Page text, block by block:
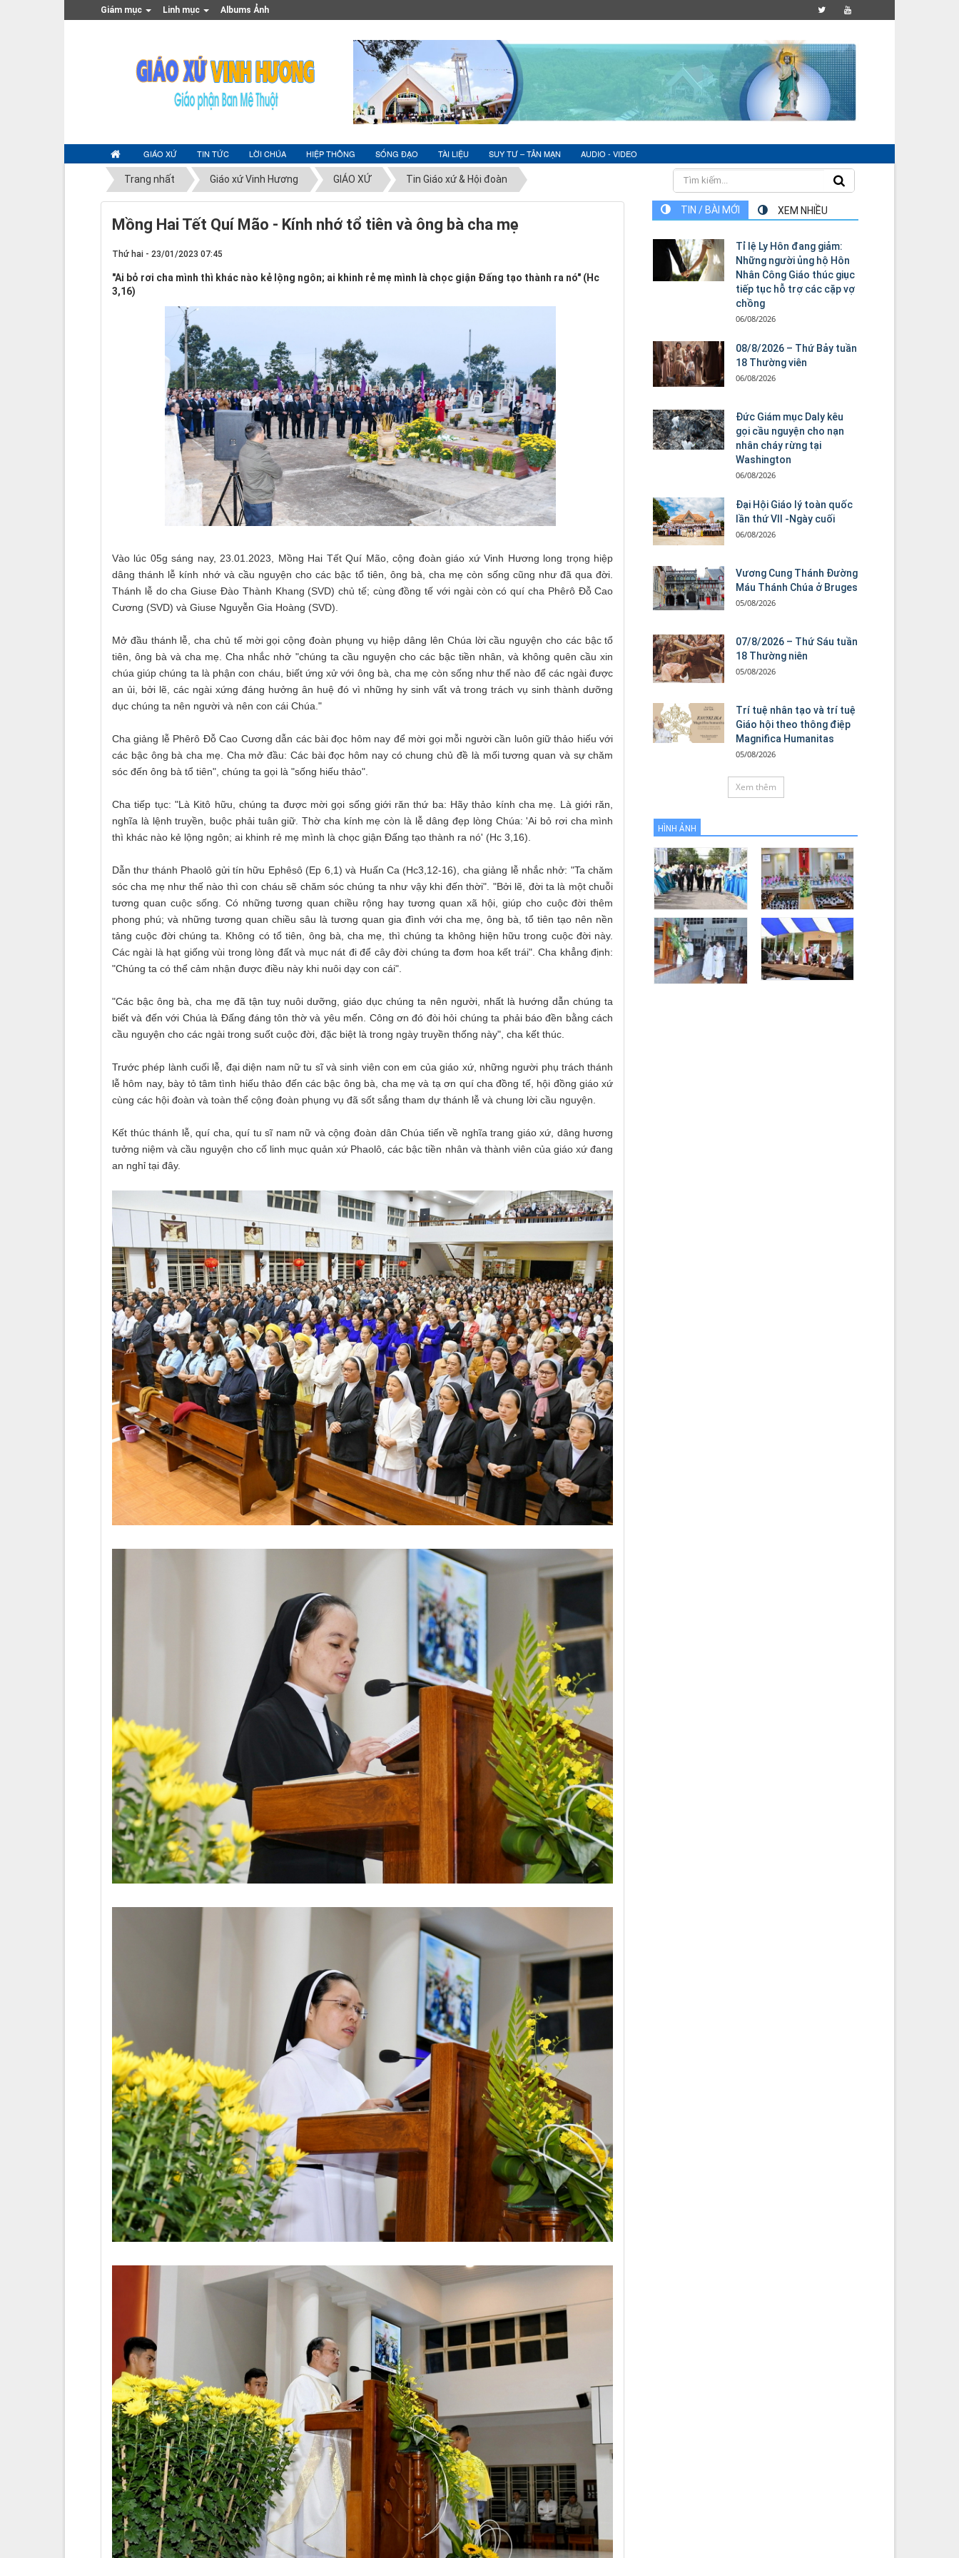
Giám mục Linh mục Albums Ảnh
GIÁO XỨ TIN TỨC LỜI CHÚA HIỆP THÔNG SỐNG ĐẠO TÀI LIỆU SUY TƯ – TẢN MẠN AUDIO - VIDEO
Trang nhất Giáo xứ Vinh Hương GIÁO XỨ Tin Giáo xứ & Hội đoàn
Mồng Hai Tết Quí Mão - Kính nhớ tổ tiên và ông bà cha mẹ
Thứ hai - 23/01/2023 07:45
"Ai bỏ rơi cha mình thì khác nào kẻ lộng ngôn; ai khinh rẻ mẹ mình là chọc giận Đấng tạo thành ra nó" (Hc
3,16)
Vào lúc 05g sáng nay, 23.01.2023, Mồng Hai Tết Quí Mão, cộng đoàn giáo xứ Vinh Hương long trọng hiệp
dâng thánh lễ kính nhớ và cầu nguyện cho các bậc tổ tiên, ông bà, cha mẹ còn sống cũng như đã qua đời.
Thánh lễ do cha Giuse Đào Thành Khang (SVD) chủ tế; cùng đồng tế với ngài còn có quí cha Phêrô Đỗ Cao
Cương (SVD) và Giuse Nguyễn Gia Hoàng (SVD).
Mở đầu thánh lễ, cha chủ tế mời gọi cộng đoàn phụng vụ hiệp dâng lên Chúa lời cầu nguyện cho các bậc tổ
tiên, ông bà và cha mẹ. Cha nhắc nhở "chúng ta cầu nguyện cho các bậc tiền nhân, và không quên cầu xin
chúa giúp chúng ta là phận con cháu, biết ứng xử với ông bà, cha mẹ còn sống như thế nào để các ngài được
an ủi, bởi lẽ, các ngài xứng đáng hưởng ân huệ đó vì những hy sinh vất vả trong trách vụ sinh thành dưỡng
dục chúng ta nên người và nên con cái Chúa."
Cha giảng lễ Phêrô Đỗ Cao Cương dẫn các bài đọc hôm nay để mời gọi mỗi người cần luôn giữ thảo hiếu với
các bậc ông bà cha mẹ. Cha mở đầu: Các bài đọc hôm nay có chung chủ đề là mối tương quan và sự chăm
sóc đến ông bà tổ tiên", chúng ta gọi là "sống hiếu thảo".
Cha tiếp tục: "Là Kitô hữu, chúng ta được mời gọi sống giới răn thứ ba: Hãy thảo kính cha mẹ. Là giới răn,
nghĩa là lệnh truyền, buộc phải tuân giữ. Thờ cha kính mẹ còn là lễ dâng đẹp lòng Chúa: 'Ai bỏ rơi cha mình
thì khác nào kẻ lộng ngôn; ai khinh rẻ mẹ mình là chọc giận Đấng tạo thành ra nó' (Hc 3,16).
Dẫn thư thánh Phaolô gửi tín hữu Ephêsô (Ep 6,1) và Huấn Ca (Hc3,12-16), cha giảng lễ nhắc nhở: "Ta chăm
sóc cha mẹ như thế nào thì con cháu sẽ chăm sóc chúng ta như vậy khi đến thời". "Bởi lẽ, đời ta là một chuỗi
tương quan cuộc sống. Có những tương quan chiều rộng hay tương quan xã hội, giúp cho cuộc đời thêm
phong phú; và những tương quan chiều sâu là tương quan gia đình với cha mẹ, ông bà, tổ tiên tạo nên nền
tảng cuộc đời chúng ta. Không có tổ tiên, ông bà, cha mẹ, thì chúng ta không hiện hữu trong cuộc đời này.
Các ngài là hạt giống vùi trong lòng đất và mục nát đi để cây đời chúng ta đơm hoa kết trái". Cha khẳng định:
"Chúng ta có thể cảm nhận được điều này khi nuôi dạy con cái".
"Các bậc ông bà, cha mẹ đã tận tuỵ nuôi dưỡng, giáo dục chúng ta nên người, nhất là hướng dẫn chúng ta
biết và đến với Chúa là Đấng đáng tôn thờ và yêu mến. Công ơn đó đòi hỏi chúng ta phải báo đền bằng cách
cầu nguyện cho các ngài trong suốt cuộc đời, đặc biệt là trong ngày truyền thống này", cha kết thúc.
Trước phép lành cuối lễ, đại diện nam nữ tu sĩ và sinh viên con em của giáo xứ, những người phụ trách thánh
lễ hôm nay, bày tỏ tâm tình hiếu thảo đến các bậc ông bà, cha mẹ và tạ ơn quí cha đồng tế, hội đồng giáo xứ
cùng các hội đoàn và toàn thể cộng đoàn phụng vụ đã sốt sắng tham dự thánh lễ và chung lời cầu nguyện.
Kết thúc thánh lễ, quí cha, quí tu sĩ nam nữ và cộng đoàn dân Chúa tiến về nghĩa trang giáo xứ, dâng hương
tưởng niệm và cầu nguyện cho cố linh mục quản xứ Phaolô, các bậc tiền nhân và thành viên của giáo xứ đang
an nghỉ tại đây.
TIN / BÀI MỚI XEM NHIỀU
Tỉ lệ Ly Hôn đang giảm:
Những người ủng hộ Hôn
Nhân Công Giáo thúc giục
tiếp tục hỗ trợ các cặp vợ
chồng
06/08/2026
08/8/2026 – Thứ Bảy tuần
18 Thường viên
06/08/2026
Đức Giám mục Daly kêu
gọi cầu nguyện cho nạn
nhân cháy rừng tại
Washington
06/08/2026
Đại Hội Giáo lý toàn quốc
lần thứ VII -Ngày cuối
06/08/2026
Vương Cung Thánh Ðường
Máu Thánh Chúa ở Bruges
05/08/2026
07/8/2026 – Thứ Sáu tuần
18 Thường niên
05/08/2026
Trí tuệ nhân tạo và trí tuệ
Giáo hội theo thông điệp
Magnifica Humanitas
05/08/2026
Xem thêm
HÌNH ẢNH